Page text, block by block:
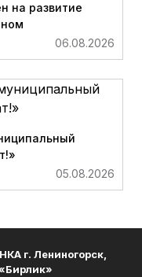
на развитие
06.08.2026
05.08.2026
г. Лениногорск,